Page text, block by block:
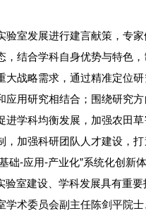
验室发展进行建言献策，专
，结合学科自身优势与特色
大战略需求，通过精准定位
应用研究相结合；围绕研究
学科均衡发展，加强农田
，加强科研团队人才建设，
础-应用-产业化”系统化创新
室建设、学科发展具有重
学术委员会副主任陈剑平院